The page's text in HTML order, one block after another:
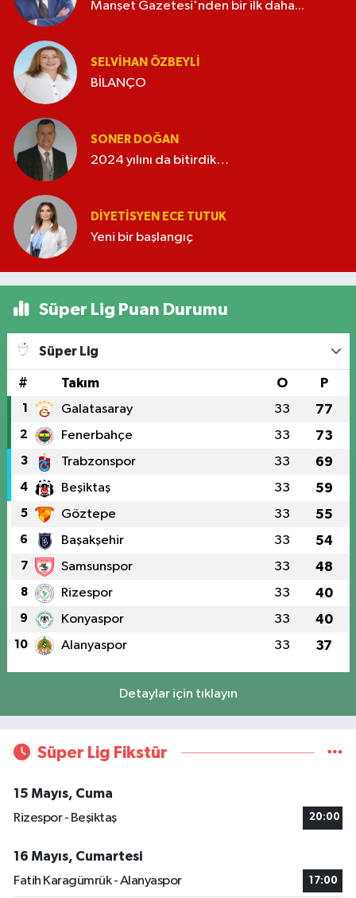
Manşet Gazetesi'nden bir ilk daha...
SELVIHAN ÖZBEYLI
BİLANÇO
SONER DOĞAN
2024 yılını da bitirdik…
DIYETISYEN ECE TUTUK
Yeni bir başlangıç
Süper Lig Puan Durumu
Süper Lig
# Takım O P
1 Galatasaray 33 77
2 Fenerbahçe 33 73
3 Trabzonspor 33 69
4 Beşiktaş 33 59
5 Göztepe 33 55
6 Başakşehir 33 54
7 Samsunspor 33 48
8 Rizespor 33 40
9 Konyaspor 33 40
10 Alanyaspor 33 37
Detaylar için tıklayın
Süper Lig Fikstür
15 Mayıs, Cuma
Rizespor - Beşiktaş
20:00
16 Mayıs, Cumartesi
Fatih Karagümrük - Alanyaspor
17:00